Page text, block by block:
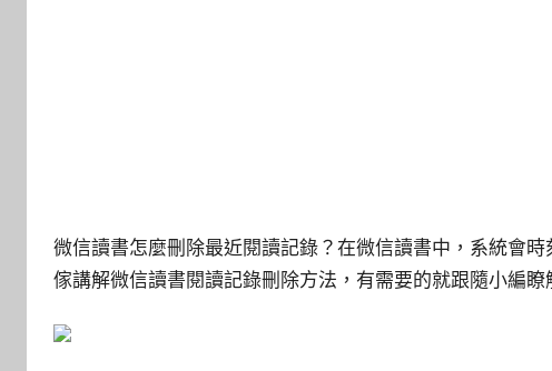
微信讀書怎麼刪除最近閱讀記錄？在微信讀書中，系統會
傢講解微信讀書閱讀記錄刪除方法，有需要的就跟隨小編瞭